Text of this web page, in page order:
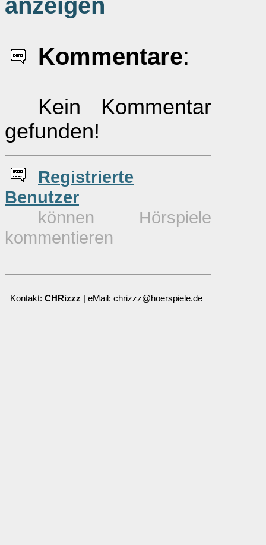
Kommentare:
Kein Kommentar
gefunden!
Registrierte
Benutzer
können Hörspiele
kommentieren
Kontakt: CHRizzz | eMail: chrizzz@hoerspiele.de